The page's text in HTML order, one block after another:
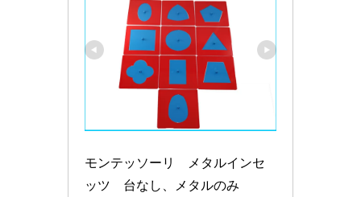
モンテッソーリ　メタルインセ
ッツ　台なし、メタルのみ